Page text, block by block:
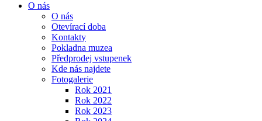
O nás
O nás
Otevírací doba
Kontakty
Pokladna muzea
Předprodej vstupenek
Kde nás najdete
Fotogalerie
Rok 2021
Rok 2022
Rok 2023